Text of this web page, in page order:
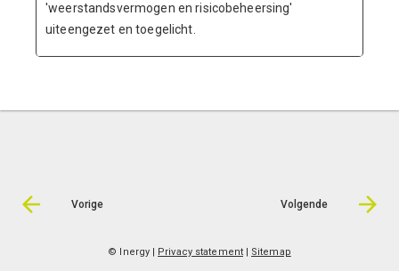
'weerstandsvermogen en risicobeheersing'
uiteengezet en toegelicht.
Vorige Volgende
© Inergy | Privacy statement| Sitemap